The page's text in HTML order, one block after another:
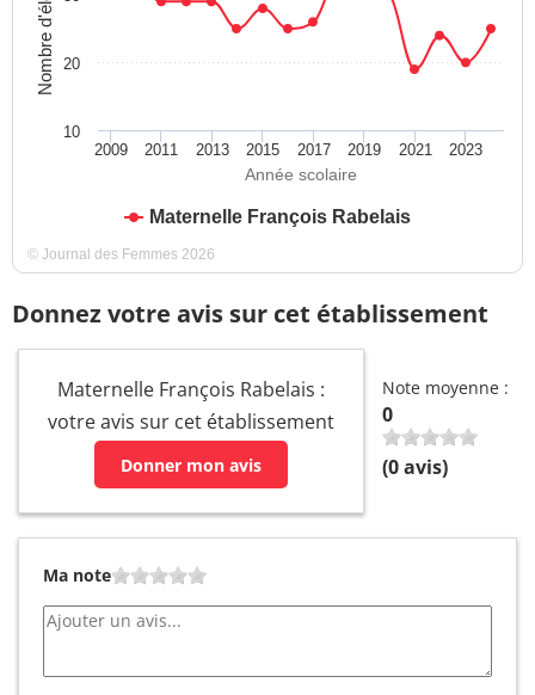
Année scolaire
Nombre d'élèves
Maternelle François Rabelais
2009 2011 2013 2015 2017 2019 2021 2023
20
10
© Journal des Femmes 2026
Donnez votre avis sur cet établissement
Maternelle François Rabelais :
votre avis sur cet établissement
Donner mon avis
Note moyenne :
0
(0avis)
Ma note